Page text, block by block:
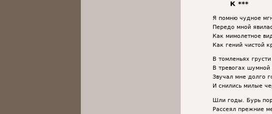
К ***
Я помню чудное
Передо мной
Как мимолетное
Как гений чистой
В томленьях
В тревогах шумной
Звучал мне долго
И снились милые
Шли годы. Бурь
Рассеял прежние